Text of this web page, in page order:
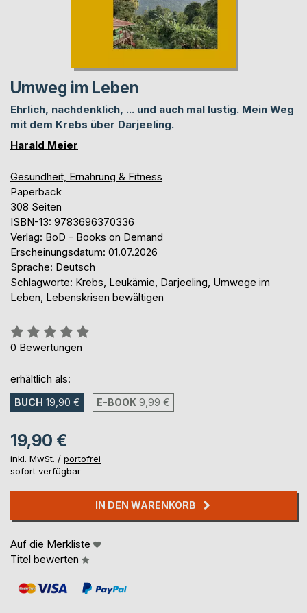
Umweg im Leben
Ehrlich, nachdenklich, ... und auch mal lustig. Mein Weg
mit dem Krebs über Darjeeling.
Harald Meier
Gesundheit, Ernährung & Fitness
Paperback
308 Seiten
ISBN-13: 9783696370336
Verlag: BoD - Books on Demand
Erscheinungsdatum: 01.07.2026
Sprache: Deutsch
Schlagworte: Krebs, Leukämie, Darjeeling, Umwege im
Leben, Lebenskrisen bewältigen
Bewertung::
0%
0 Bewertungen
erhältlich als:
BUCH 19,90 € E-BOOK 9,99 €
19,90 €
inkl. MwSt. / portofrei
sofort verfügbar
IN DEN WARENKORB
Auf die Merkliste
Titel bewerten